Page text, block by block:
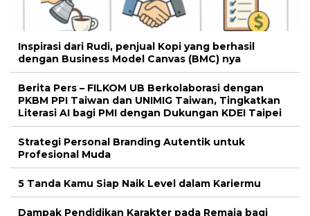
Inspirasi dari Rudi, penjual Kopi yang berhasil
dengan Business Model Canvas (BMC) nya
Berita Pers – FILKOM UB Berkolaborasi dengan
PKBM PPI Taiwan dan UNIMIG Taiwan, Tingkatkan
Literasi AI bagi PMI dengan Dukungan KDEI Taipei
Strategi Personal Branding Autentik untuk
Profesional Muda
5 Tanda Kamu Siap Naik Level dalam Kariermu
Dampak Pendidikan Karakter pada Remaja bagi